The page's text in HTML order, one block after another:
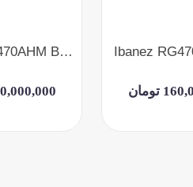
Ibanez RG470AHM BMT
160,000,000
Ibanez
تومان